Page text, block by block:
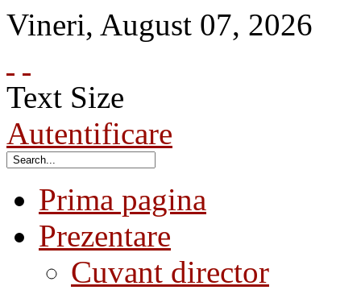
Vineri, August 07, 2026
Text Size
Autentificare
Prima pagina
Prezentare
Cuvant director